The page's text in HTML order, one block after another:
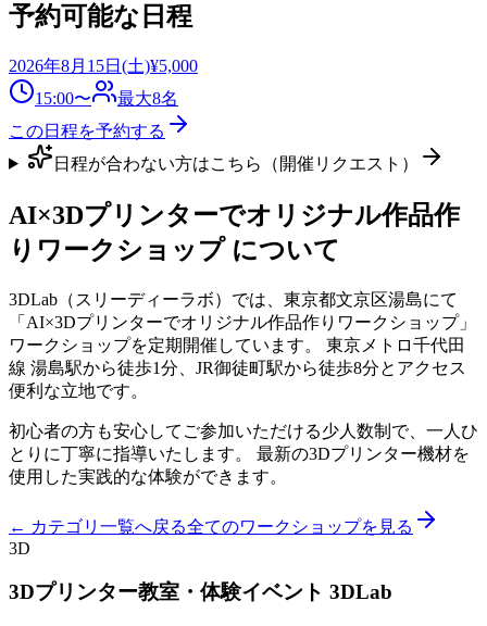
予約可能な日程
2026年8月15日(土)¥5,000
15:00〜 最大8名
この日程を予約する
日程が合わない方はこちら（開催リクエスト）
AI×3Dプリンターでオリジナル作品作
りワークショップについて
3DLab（スリーディーラボ）では、東京都文京区湯島にて
「 AI×3Dプリンターでオリジナル作品作りワークショップ」
ワークショップを定期開催しています。 東京メトロ千代田
線 湯島駅から徒歩1分、JR御徒町駅から徒歩8分とアクセス
便利な立地です。
初心者の方も安心してご参加いただける少人数制で、一人ひ
とりに丁寧に指導いたします。 最新の3Dプリンター機材を
使用した実践的な体験ができます。
← カテゴリ一覧へ戻る全てのワークショップを見る
3D
3Dプリンター教室・体験イベント 3DLab